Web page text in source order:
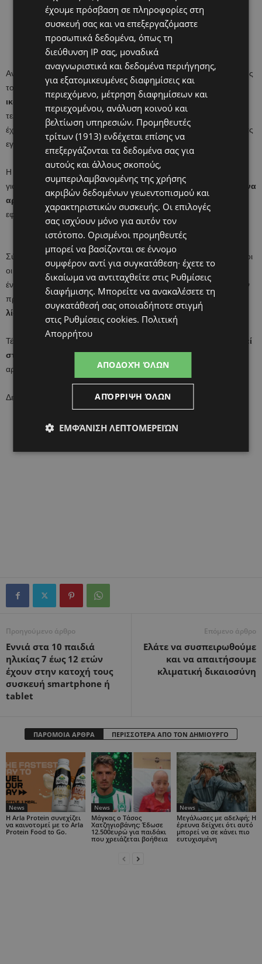
Αν και στα αρχικά στάδια υπήρχε ανησυχία για το ποσοστό ένταξης
τους στο ΓεΣΥ, σταδιακά η συνεχής ροή ένταξης το
ικανοποίηση στον οργανισμό Ασφάλισης Υγείας
τελευταίες μέρες σύμφωνα με ασφαλής πηγές από τον οργανισμό
έχουν ενταχθεί στο ΓεΣΥ ακόμα τρεις παιδίατροι ενώ σε διαδικασίας
εγγραφής βρίσκονται ακόμα περίπου 10 γιατροί.
Η ροή αυτή φεύγει τα όποια σύννεφα υπήρχαν για την ένταξη των
γιατρών με το νέο σύστημα υγείας και λύνει τα χέρια του ΟΑΥ γ
ια να
αρχίσει ομαλά όλα τις διαδικασίες
που απαιτούνται για την
εφαρμογή της Β΄φάσης του ΓεΣΥ τον ερχόμενο Ιούνιο.
Σύμφωνα με πληροφορίες της ιστοσελίδας μας και άλλοι παιδίατροι
οι οποίοι το περασμένο διάστημα δεν ήθελαν να ακούσουν για
ένταξη τους στο ΓεΣΥ, ήδη άρχισαν να ενημερώνουν γονείς για την
πρόθεση ένταξης τους στο ΓεΣΥ,
με στόχο να εγγράψουν στις
λίστες του τα παιδιά που εξετάζουν και σήμερα.
Τέλος, σημειώνεται ότι με
τα σημερινά δεδομένα έχουν εγγραφεί
στο ΓεΣΥ 133 παιδίατροιενώ μέχρι το τέλος της εβδομάδας ο
αριθμός αυτός αναμένεται να ξεπεράσει τους 140.
Δείτε τους Παιδίατρους του ΓεΣΥ ΕΔΩ
Προηγούμενο άρθρο
Εννιά στα 10 παιδιά
ηλικίας 7 έως 12 ετών
έχουν στην κατοχή τους
συσκευή smartphone ή
tablet
Επόμενο άρθρο
Ελάτε να συσπειρωθούμε
και να απαιτήσουμε
κλιματική δικαιοσύνη
ΠΑΡΟΜΟΙΑ ΑΡΘΡΑ ΠΕΡΙΣΣΟΤΕΡΑ ΑΠΟ ΤΟΝ ΔΗΜΙΟΥΡΓΟ
News
Η Arla Protein συνεχίζει
να καινοτομεί με το Arla
Protein Food to Go.
News
Μάγκας ο Τάσος
Χατζηγιοβάνης: Έδωσε
12.500ευρώ για παιδάκι
που χρειάζεται βοήθεια
News
Μεγάλωσες με αδελφή; Η
έρευνα δείχνει ότι αυτό
μπορεί να σε κάνει πιο
ευτυχισμένη
έχουμε πρόσβαση σε πληροφορίες στη
συσκευή σας και να επεξεργαζόμαστε
προσωπικά δεδομένα, όπως τη
διεύθυνση IP σας, μοναδικά
αναγνωριστικά και δεδομένα περιήγησης,
για εξατομικευμένες διαφημίσεις και
περιεχόμενο, μέτρηση διαφημίσεων και
περιεχομένου, ανάλυση κοινού και
βελτίωση υπηρεσιών. Προμηθευτές
τρίτων (1913) ενδέχεται επίσης να
επεξεργάζονται τα δεδομένα σας για
αυτούς και άλλους σκοπούς,
συμπεριλαμβανομένης της χρήσης
ακριβών δεδομένων γεωεντοπισμού και
χαρακτηριστικών συσκευής. Οι επιλογές
σας ισχύουν μόνο για αυτόν τον
ιστότοπο. Ορισμένοι προμηθευτές
μπορεί να βασίζονται σε έννομο
συμφέρον αντί για συγκατάθεση· έχετε το
δικαίωμα να αντιταχθείτε στις Ρυθμίσεις
διαφήμισης. Μπορείτε να ανακαλέσετε τη
συγκατάθεσή σας οποιαδήποτε στιγμή
στις Ρυθμίσεις cookies. Πολιτική
Απορρήτου
ΑΠΟΔΟΧΉ ΌΛΩΝ
ΑΠΌΡΡΙΨΗ ΌΛΩΝ
ΕΜΦΆΝΙΣΗ ΛΕΠΤΟΜΕΡΕΙΏΝ